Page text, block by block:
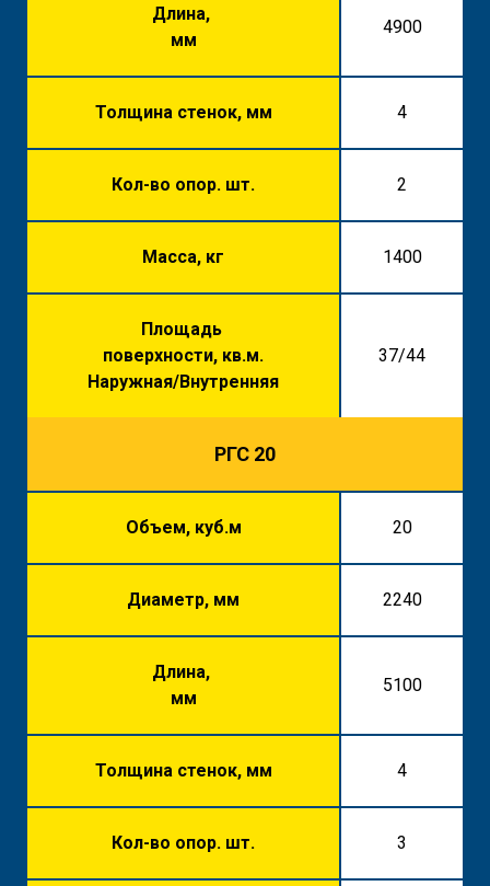
Длина,
мм
4900
Толщина стенок, мм 4
Кол-во опор. шт. 2
Масса, кг 1400
Площадь
поверхности, кв.м.
Наружная/Внутренняя
37/44
РГС 20
Объем, куб.м 20
Диаметр, мм 2240
Длина,
мм
5100
Толщина стенок, мм 4
Кол-во опор. шт. 3